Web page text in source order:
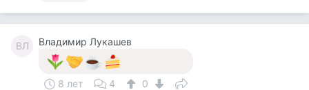
ВЛ Владимир Лукашев
8 лет 4
0